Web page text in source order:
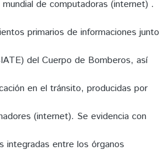
de computadoras (internet) .
primarios de informaciones junto
del Cuerpo de Bomberos, así
en el tránsito, producidas por
(internet). Se evidencia con
integradas entre los órganos